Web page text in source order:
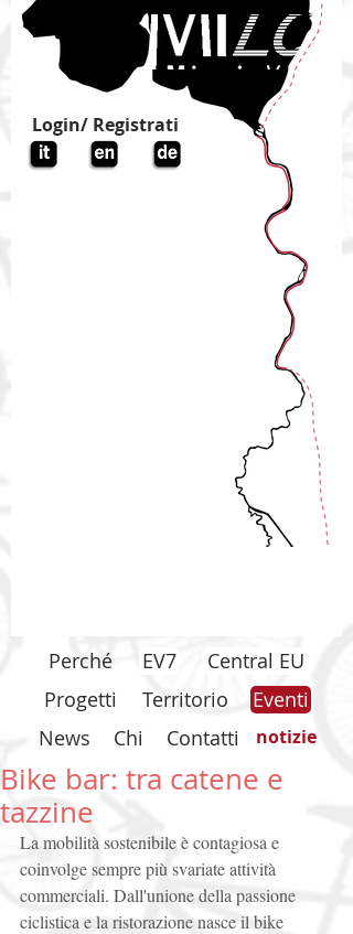
Login/ Registrati
Perché EV7
Central EU
Progetti
Territorio
Eventi
News
Chi Contatti notizie
Bike bar: tra catene e
tazzine
La mobilità sostenibile è contagiosa e
coinvolge sempre più svariate attività
commerciali. Dall'unione della passione
ciclistica e la ristorazione nasce il bike